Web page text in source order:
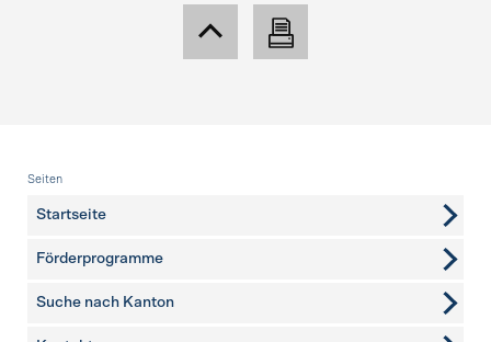
Fusszeile
Seiten
Startseite
Förderprogramme
Suche nach Kanton